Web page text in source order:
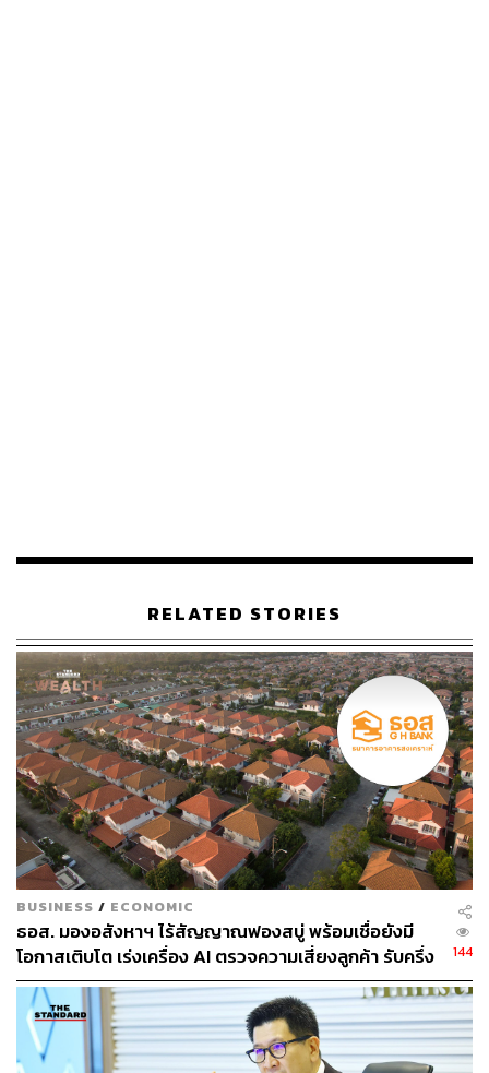
ออมทรัพย์ฯ ได้จนถึงวันที่ 15 สิงหาคม 2562 กรณีที่มีผู้จอง
สิทธิ์ซื้อสลากในวันที่ 19 สิงหาคม 2562
ทั้งนี้ สลากออมทรัพย์ ธอส. ชุดวิมานเมฆ ถือเป็นสลากที่ให้ผล
ตอบแทนดีและมีโอกาสถูกรางวัลสูง สามารถเปิดบัญชีเงิน
ฝากออมทรัพย์รับโชคขั้นต่ำ 500 บาท เพื่อจองซื้อสลากได้ไม่
เกิน 5 หน่วย ต่อ 1 ราย เปิดบัญชีได้ทั้งในนามบุคคลธรรมดา
คณะบุคคล/ห้างหุ้นส่วนสามัญ สถาบันที่ไม่แสวงหาผลกำไร
นิติบุคคล หจก. บจก. บมจ. และบุคคลที่มีถิ่นฐานอยู่นอก
ประเทศ อายุสลาก 3 ปี ผลตอบแทนเมื่อฝากครบ 3 ปี จะได้รับ
เงินต้นพร้อมดอกเบี้ยหน่วยละ 42,000 บาท หรือคิดเป็น 1.4%
ต่อปี ได้ลุ้นรางวัลทุกวันที่ 16 ของเดือน รางวัลละ 200,000
บาท จำนวน 27 รางวัล/เดือน หรือตลอด 3 ปี จะได้ลุ้นรางวัล
ถึง 36 ครั้ง รวม 972 รางวัล หากถูกรางวัล 1 ครั้ง ผล
ตอบแทนเฉลี่ยจะอยู่ที่ 8.07% ต่อปี หรือถูกรางวัล 5 ครั้ง ผล
ตอบแทนเฉลี่ยจะสูงถึง 34.73% ต่อปี สอบถามรายละเอียด
เพิ่มเติมได้ที่ ธอส. ทุกสาขาทั่วประเทศ หรือศูนย์ลูกค้า
สัมพันธ์ โทร. 0 2645 9000 หรือwww.ghbank.co.thและ
Facebook Fanpageธนาคารอาคารสงเคราะห์
RELATED STORIES
BUSINESS / ECONOMIC
ธอส. มองอสังหาฯ ไร้สัญญาณฟองสบู่ พร้อมเชื่อยังมี
โอกาสเติบโต เร่งเครื่อง AI ตรวจความเสี่ยงลูกค้า รับครึ่ง
ปีหลัง ยกระดับจับธุรกรรมต้องสงสัย-ปล่อยกู้เฉพาะ
บุคคล
144